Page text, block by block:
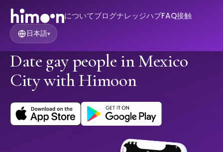
についてブログナレッジハブFAQ接触
日本語▾
Date gay people in Mexico
City with Himoon